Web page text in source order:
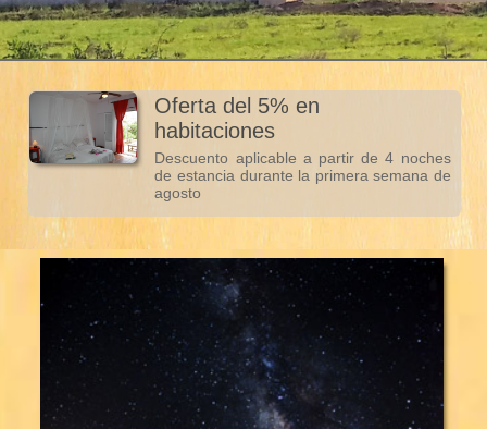
Oferta del 5% en
habitaciones
Descuento aplicable a partir de 4 noches
de estancia durante la primera semana de
agosto